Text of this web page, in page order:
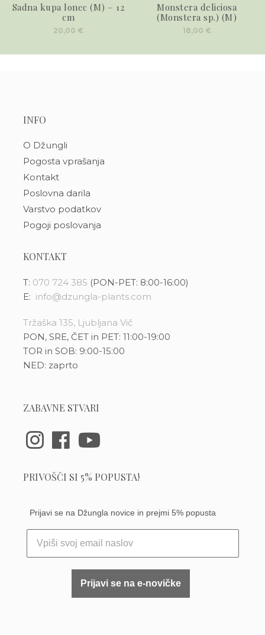
Sadna kupa lonec (M) – 12
cm
20,00 €
Monstera deliciosa
(Monstera sp.) (M)
18,00 €
INFO
O Džungli
Pogosta vprašanja
Kontakt
Poslovna darila
Varstvo podatkov
Pogoji poslovanja
KONTAKT
T: 070 724 385 (PON-PET: 8:00-16:00)
E: info@dzungla-plants.com
Tržaška 135, Ljubljana Vič
PON, SRE, ČET in PET: 11:00-19:00
TOR in SOB: 9:00-15:00
NED: zaprto
ZABAVNE STVARI
PRIVOŠČI SI 5% POPUSTA!
Prijavi se na Džungla novice in prejmi 5% popusta
Prijavi se na e-novičke